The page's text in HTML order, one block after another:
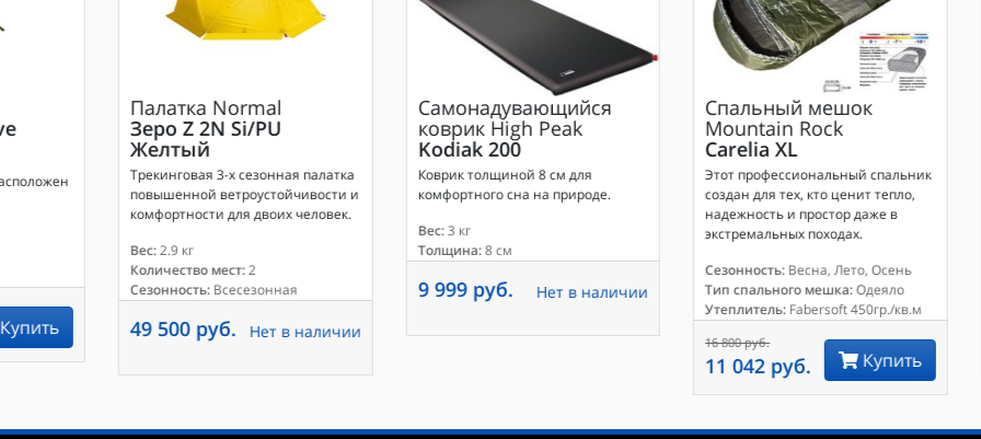
Палатка Normal
Зеро Z 2N Si/PU
Желтый
Трекинговая 3-х сезонная палатка
повышенной ветроустойчивости и
комфортности для двоих человек.
Вес:2.9 кг
Количество мест:2
Сезонность:Всесезонная
49 500 руб. Нет в наличии
Самонадувающийся
коврик High Peak
Kodiak 200
Коврик толщиной 8 см для
комфортного сна на природе.
Вес:3 кг
Толщина:8 см
9 999 руб. Нет в наличии
Спальный мешок
Mountain Rock
Carelia XL
Этот профессиональный спальник
создан для тех, кто ценит тепло,
надежность и простор даже в
экстремальных походах.
Сезонность:Весна, Лето, Осень
Тип спального мешка:Одеяло
Утеплитель:Fabersoft 450гр./кв.м
16 800 руб.
11 042 руб. Купить